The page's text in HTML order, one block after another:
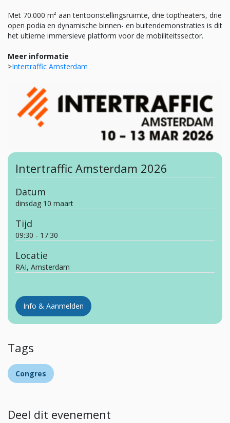
Met 70.000 m² aan tentoonstellingsruimte, drie toptheaters, drie
open podia en dynamische binnen- en buitendemonstraties is dit
het ultieme immersieve platform voor de mobiliteitssector.
Meer informatie
>Intertraffic Amsterdam
Intertraffic Amsterdam 2026
Datum
dinsdag 10 maart
Tijd
09:30 - 17:30
Locatie
RAI, Amsterdam
Info & Aanmelden
Tags
Congres
Deel dit evenement